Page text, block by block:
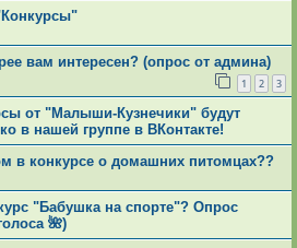
вам интересен? (опрос от админа)
1 2 3
от "Малыши-Кузнечики" будут
в нашей группе в ВКонтакте!
в конкурсе о домашних питомцах??
"Бабушка на спорте"? Опрос
🌺)